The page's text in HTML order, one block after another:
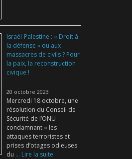
Israël-Palestine : « Droit à
la défense » ou aux
massacres de civils ? Pour
la paix, la reconstruction
civique !
20 octobre 2023
Mercredi 18 octobre, une
résolution du Conseil de
Sécurité de l’ONU
condamnant « les
attaques terroristes et
prises d’otages odieuses
du ... Lire la suite